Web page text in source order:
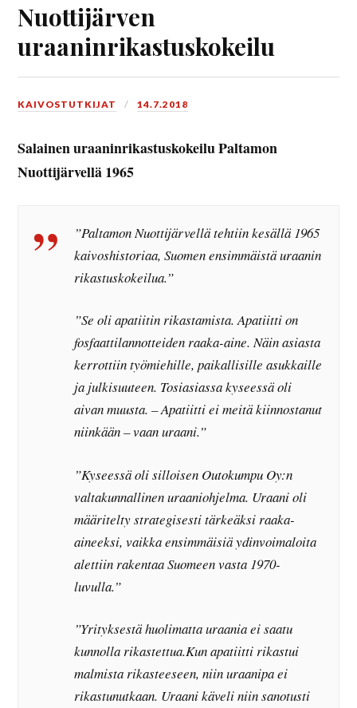
Nuottijärven
uraaninrikastuskokeilu
KAIVOSTUTKIJAT 14.7.2018
Salainen uraaninrikastuskokeilu Paltamon
Nuottijärvellä 1965
”Paltamon Nuottijärvellä tehtiin kesällä 1965
kaivoshistoriaa, Suomen ensimmäistä uraanin
rikastuskokeilua.”
”Se oli apatiitin rikastamista. Apatiitti on
fosfaattilannotteiden raaka-aine. Näin asiasta
kerrottiin työmiehille, paikallisille asukkaille
ja julkisuuteen. Tosiasiassa kyseessä oli
aivan muusta. – Apatiitti ei meitä kiinnostanut
niinkään – vaan uraani.”
”Kyseessä oli silloisen Outokumpu Oy:n
valtakunnallinen uraaniohjelma. Uraani oli
määritelty strategisesti tärkeäksi raaka-
aineeksi, vaikka ensimmäisiä ydinvoimaloita
alettiin rakentaa Suomeen vasta 1970-
luvulla.”
”Yrityksestä huolimatta uraania ei saatu
kunnolla rikastettua.Kun apatiitti rikastui
malmista rikasteeseen, niin uraanipa ei
rikastunutkaan. Uraani käveli niin sanotusti